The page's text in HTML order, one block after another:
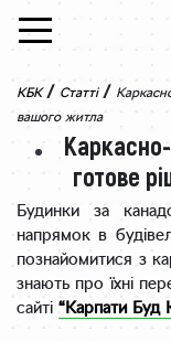
Skip to content
КБК / Статті /
вашого житла
готове
Будинки за
напрямок в
познайомитися з
знають про їхні
сайті “Карпати Буд